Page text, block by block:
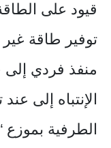
قيود على
توفير طاقة
منفذ فردي إلى
الإنتباه إلى